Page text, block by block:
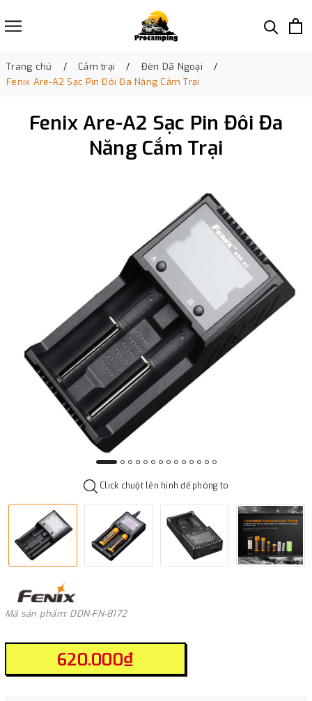
Trang chủ Cắm trại
Đèn Dã Ngoại
Fenix Are-A2 Sạc Pin Đôi Đa Năng Cắm Trại
Fenix Are-A2 Sạc Pin Đôi Đa
Năng Cắm Trại
Click chuột lên hình để phóng to
Mã sản phẩm: DDN-FN-8172
620.000₫